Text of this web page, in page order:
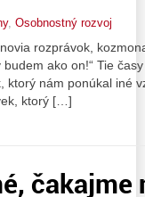
, Osobnostný rozvoj
rozprávok,
ako on!“ Tie
nám ponúkal iné
ktorý […]
čakajme